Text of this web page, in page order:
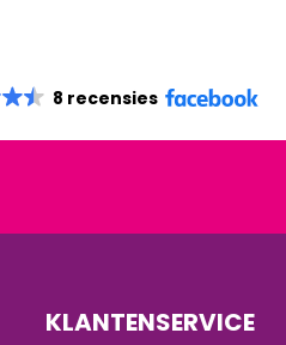
8 recensies
KLANTENSERVICE